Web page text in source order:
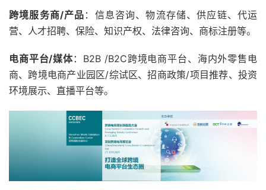
跨境服务商/产品 ：信息咨询、物流存储、供应链、代运
营、人才招聘、保险、知识产权、法律咨询、商标注册等。
电商平台/媒体：B2B /B2C跨境电商平台、海内外零售电
商、跨境电商产业园区/综试区、招商政策/项目推荐、投资
环境展示、直播平台等。